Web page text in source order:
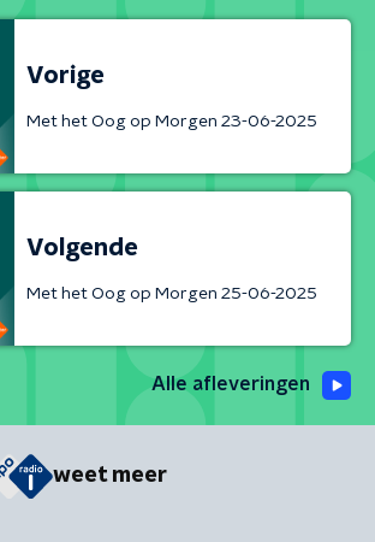
Vorige
Met het Oog op Morgen 23-06-2025
Volgende
Met het Oog op Morgen 25-06-2025
Alle afleveringen
weet meer